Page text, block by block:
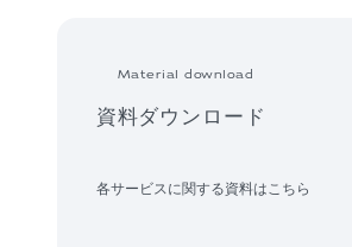
Material download
資料ダウンロード
各サービスに関する資料はこちら